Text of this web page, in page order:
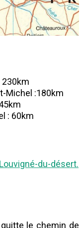
230km
Michel :180km
: 60km
du-désert.
le chemin de